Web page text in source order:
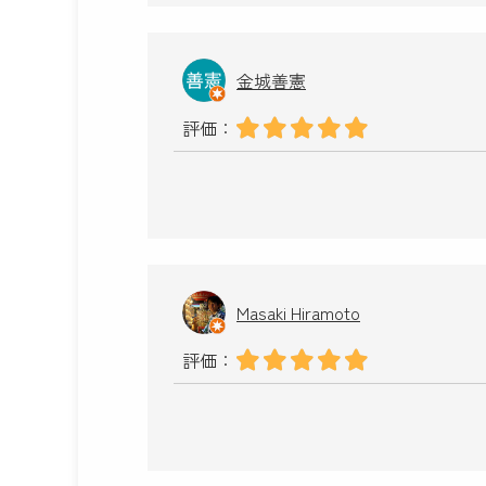
金城善憲
評価：
Masaki Hiramoto
評価：